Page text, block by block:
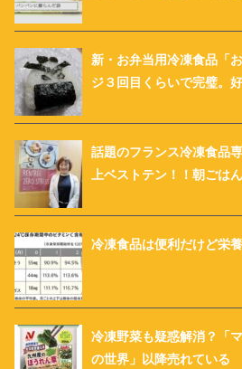
新・お弁当用冷凍食品「
ジ３回目くらいで完璧。
話題のフランス冷凍食品
上ベストテン！！朝ごは
冷凍食品は便利だけど栄
冷凍野菜も疑惑解消？「
の世界」以降売れている